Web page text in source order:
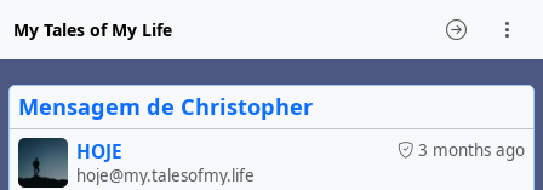
My Tales of My Life
Mensagem de Christopher
3 months ago
HOJE
hoje@my.talesofmy.life